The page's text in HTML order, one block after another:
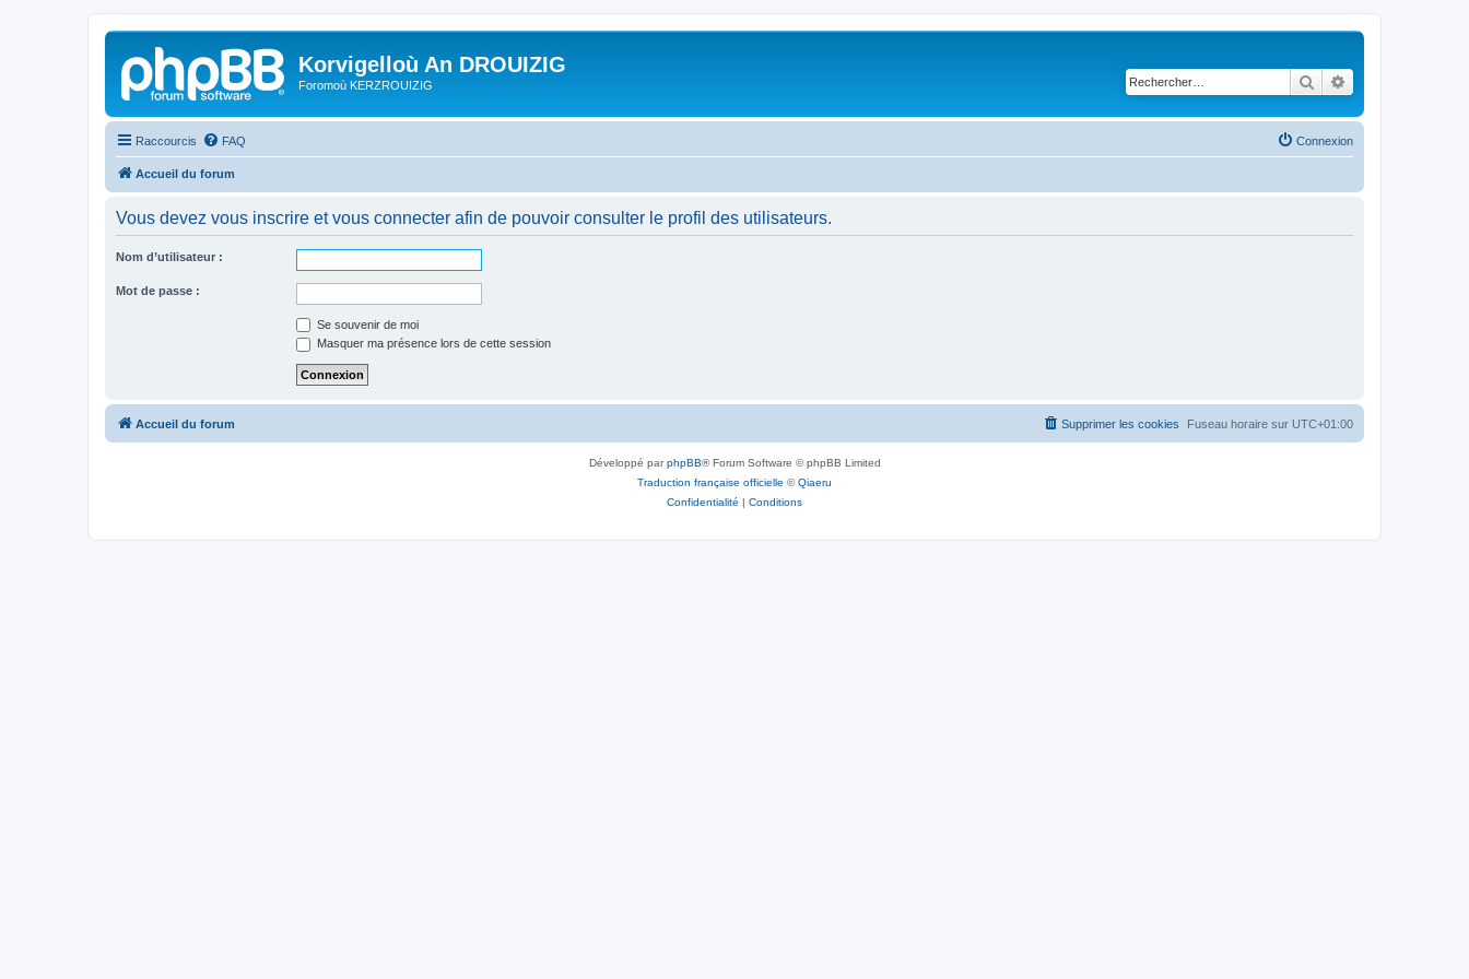
Korvigelloù An DROUIZIG
Foromoù KERZROUIZIG Rechercher
Raccourcis FAQ Connexion
Accueil du forum
Vous devez vous inscrire et vous connecter afin de pouvoir consulter le profil des utilisateurs.
Nom d’utilisateur :
Mot de passe :
Se souvenir de moi
Masquer ma présence lors de cette session
Accueil du forum Fuseau horaire sur UTC+01:00
Supprimer les cookies
Développé parphpBB® Forum Software © phpBB Limited
Traduction française officielle ©Qiaeru
Confidentialité | Conditions